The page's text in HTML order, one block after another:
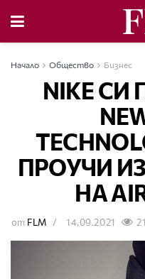
Начало Общество Бизнес
NIKE СИ
ПРОУЧИ
НА
от FLM 14.09.2021